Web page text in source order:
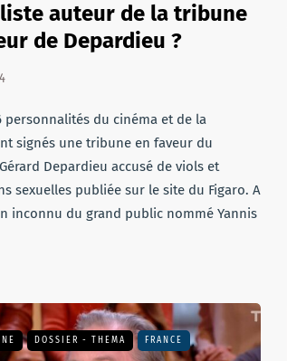
auteur de la tribune
de Depardieu ?
personnalités du cinéma et de la
signés une tribune en faveur du
Depardieu accusé de viols et
sexuelles publiée sur le site du Figaro. A
inconnu du grand public nommé Yannis
DOSSIER - THEMA FRANCE